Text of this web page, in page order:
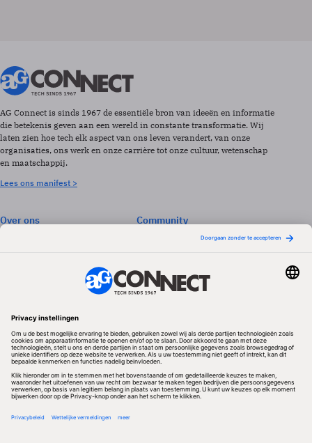
AG Connect is sinds 1967 de essentiële bron van ideeën en informatie
die betekenis geven aan een wereld in constante transformatie. Wij
laten zien hoe tech elk aspect van ons leven verandert, van onze
organisaties, ons werk en onze carrière tot onze cultuur, wetenschap
en maatschappij.
Lees ons manifest >
Over ons
Privacyinstellingen
Community
Events & Opleidingen
Vacatures
Whitepapers
Volg ons